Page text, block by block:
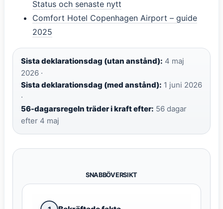
Status och senaste nytt
Comfort Hotel Copenhagen Airport – guide
2025
Sista deklarationsdag (utan anstånd): 4 maj
2026 ·
Sista deklarationsdag (med anstånd): 1 juni 2026
·
56-dagarsregeln träder i kraft efter: 56 dagar
efter 4 maj
SNABBÖVERSIKT